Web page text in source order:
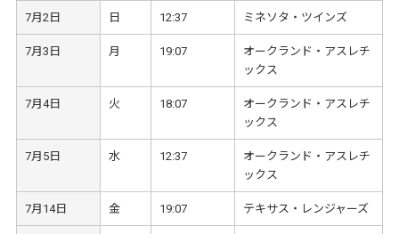
7月2日 日 12:37 ミネソタ・ツインズ
7月3日 月 19:07
オークランド・アスレチ
ックス
7月4日 火 18:07
オークランド・アスレチ
ックス
7月5日 水 12:37
オークランド・アスレチ
ックス
7月14日 金 19:07 テキサス・レンジャーズ